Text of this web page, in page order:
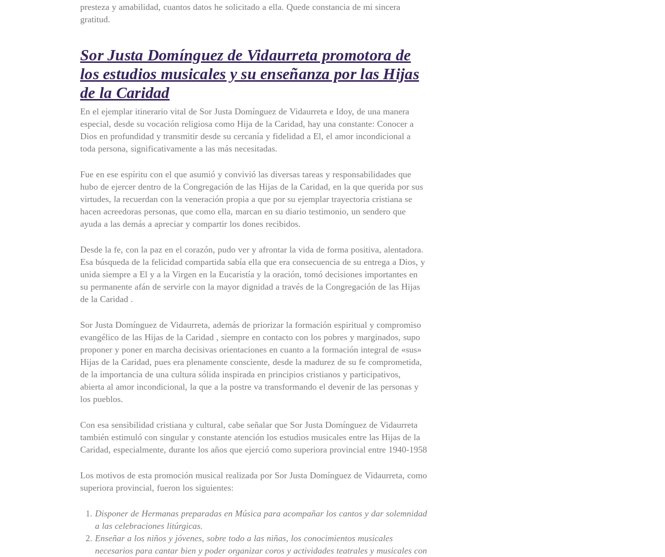
presteza y amabilidad, cuantos datos he solicitado a ella. Quede constancia de mi sincera
gratitud.
Sor Justa Domínguez de Vidaurreta promotora de
los estudios musicales y su enseñanza por las Hijas
de la Caridad
En el ejemplar itinerario vital de Sor Justa Domínguez de Vidaurreta e Idoy, de una manera
especial, desde su vocación religiosa como Hija de la Caridad, hay una constante: Conocer a
Dios en profundidad y transmitir desde su cercanía y fidelidad a El, el amor incondicional a
toda persona, significativamente a las más necesitadas.
Fue en ese espíritu con el que asumió y convivió las diversas tareas y responsabilidades que
hubo de ejercer dentro de la Congregación de las Hijas de la Caridad, en la que querida por sus
virtudes, la recuerdan con la veneración propia a que por su ejemplar trayectoria cristiana se
hacen acreedoras personas, que como ella, marcan en su diario testimonio, un sendero que
ayuda a las demás a apreciar y compartir los dones recibidos.
Desde la fe, con la paz en el corazón, pudo ver y afrontar la vida de forma positiva, alentadora.
Esa búsqueda de la felicidad compartida sabía ella que era consecuencia de su entrega a Dios, y
unida siempre a El y a la Virgen en la Eucaristía y la oración, tomó decisiones importantes en
su permanente afán de servirle con la mayor dignidad a través de la Congregación de las Hijas
de la Caridad .
Sor Justa Domínguez de Vidaurreta, además de priorizar la formación espiritual y compromiso
evangélico de las Hijas de la Caridad , siempre en contacto con los pobres y marginados, supo
proponer y poner en marcha decisivas orientaciones en cuanto a la formación integral de «sus»
Hijas de la Caridad, pues era plenamente consciente, desde la madurez de su fe comprometida,
de la importancia de una cultura sólida inspirada en principios cristianos y participativos,
abierta al amor incondicional, la que a la postre va transformando el devenir de las personas y
los pueblos.
Con esa sensibilidad cristiana y cultural, cabe señalar que Sor Justa Domínguez de Vidaurreta
también estimuló con singular y constante atención los estudios musicales entre las Hijas de la
Caridad, especialmente, durante los años que ejerció como superiora provincial entre 1940-1958
Los motivos de esta promoción musical realizada por Sor Justa Domínguez de Vidaurreta, como
superiora provincial, fueron los siguientes:
Disponer de Hermanas preparadas en Música para acompañar los cantos y dar solemnidad
a las celebraciones litúrgicas.
Enseñar a los niños y jóvenes, sobre todo a las niñas, los conocimientos musicales
necesarios para cantar bien y poder organizar coros y actividades teatrales y musicales con